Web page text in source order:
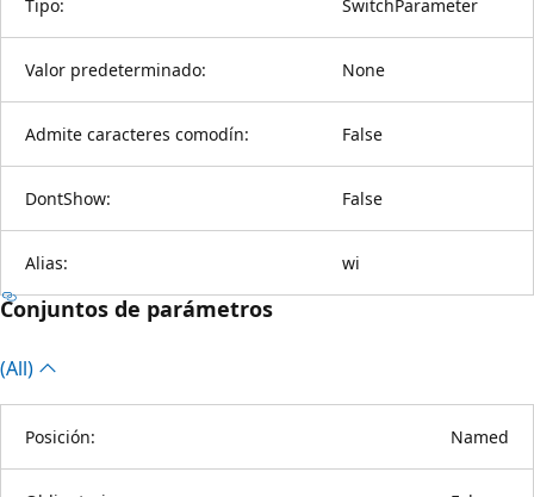
Tipo: SwitchParameter
Valor predeterminado: None
Admite caracteres comodín: False
DontShow: False
Alias: wi
Conjuntos de parámetros
(All)
Posición: Named